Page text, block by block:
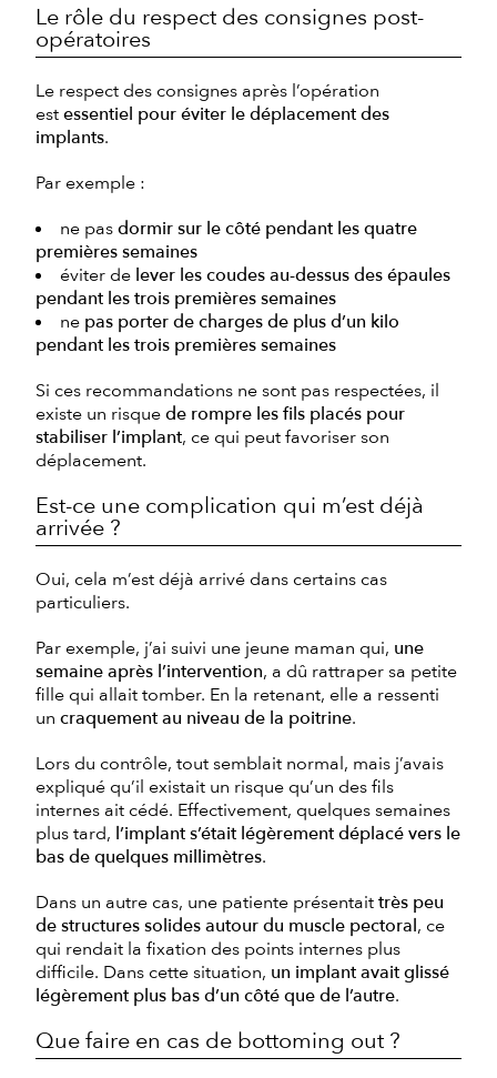
Le rôle du respect des consignes post-
opératoires
Le respect des consignes après l’opération
estessentiel pour éviter le déplacement des
implants.
Par exemple :
ne pasdormir sur le côté pendant les quatre
premières semaines
éviter de lever les coudes au-dessus des épaules
pendant les trois premières semaines
ne pas porter de charges de plus d’un kilo
pendant les trois premières semaines
Si ces recommandations ne sont pas respectées, il
existe un risquede rompre les fils placés pour
stabiliser l’implant, ce qui peut favoriser son
déplacement.
Est-ce une complication qui m’est déjà
arrivée ?
Oui, cela m’est déjà arrivé dans certains cas
particuliers.
Par exemple, j’ai suivi une jeune maman qui, une
semaine après l’intervention, a dû rattraper sa petite
fille qui allait tomber. En la retenant, elle a ressenti
un craquement au niveau de la poitrine.
Lors du contrôle, tout semblait normal, mais j’avais
expliqué qu’il existait un risque qu’un des fils
internes ait cédé. Effectivement, quelques semaines
plus tard, l’implant s’était légèrement déplacé vers le
bas de quelques millimètres.
Dans un autre cas, une patiente présentaittrès peu
de structures solides autour du muscle pectoral, ce
qui rendait la fixation des points internes plus
difficile. Dans cette situation, un implant avait glissé
légèrement plus bas d’un côté que de l’autre.
Que faire en cas de bottoming out ?